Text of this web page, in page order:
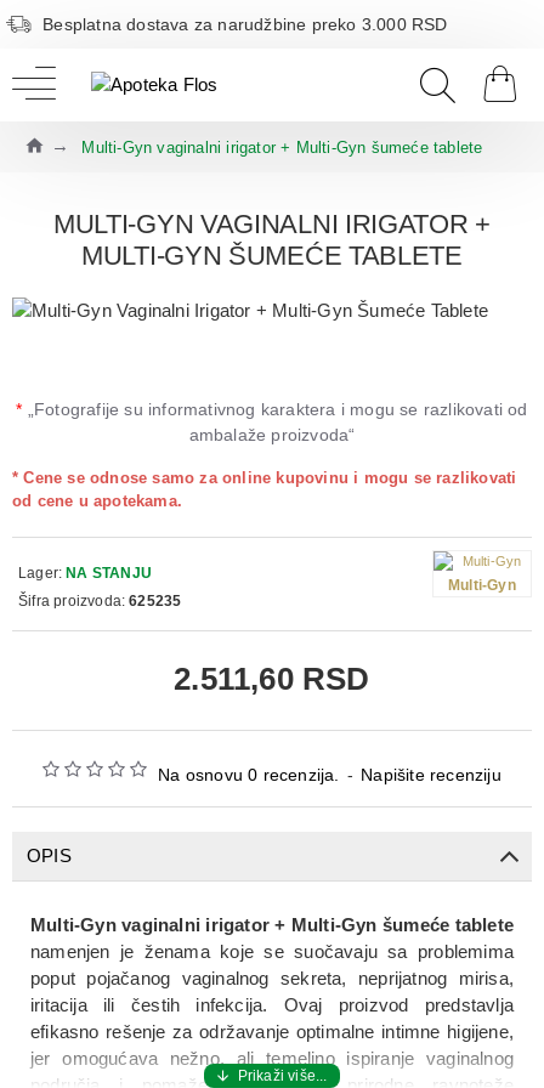
Besplatna dostava za narudžbine preko 3.000 RSD
Multi-Gyn vaginalni irigator + Multi-Gyn šumeće tablete
MULTI-GYN VAGINALNI IRIGATOR +
MULTI-GYN ŠUMEĆE TABLETE
* „Fotografije su informativnog karaktera i mogu se razlikovati od
ambalaže proizvoda“
Na osnovu 0 recenzija. - Napišite recenziju
* Cene se odnose samo za online kupovinu i mogu se razlikovati
od cene u apotekama.
2.511,60 RSD
Lager: NA STANJU
Šifra proizvoda: 625235
Multi-Gyn
OPIS
Multi-Gyn vaginalni irigator + Multi-Gyn šumeće tablete
namenjen je ženama koje se suočavaju sa problemima
poput pojačanog vaginalnog sekreta, neprijatnog mirisa,
iritacija ili čestih infekcija. Ovaj proizvod predstavlja
efikasno rešenje za održavanje optimalne intimne higijene,
jer omogućava nežno, ali temeljno ispiranje vaginalnog